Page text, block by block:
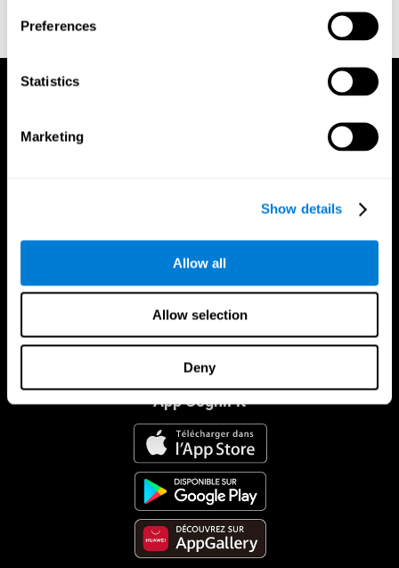
Preferences
Statistics
Marketing
Show details
Allow all
Allow selection
Deny
Third edition administration and scoring manual. San Antonio,
TX: Psychological Corporation.
App CogniFit